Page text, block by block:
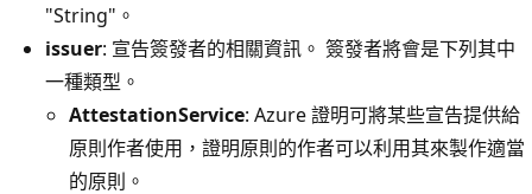
"String"。
issuer: 宣告簽發者的相關資訊。 簽發者將會是下列其中
一種類型。
AttestationService: Azure 證明可將某些宣告提供給
原則作者使用，證明原則的作者可以利用其來製作適當
的原則。